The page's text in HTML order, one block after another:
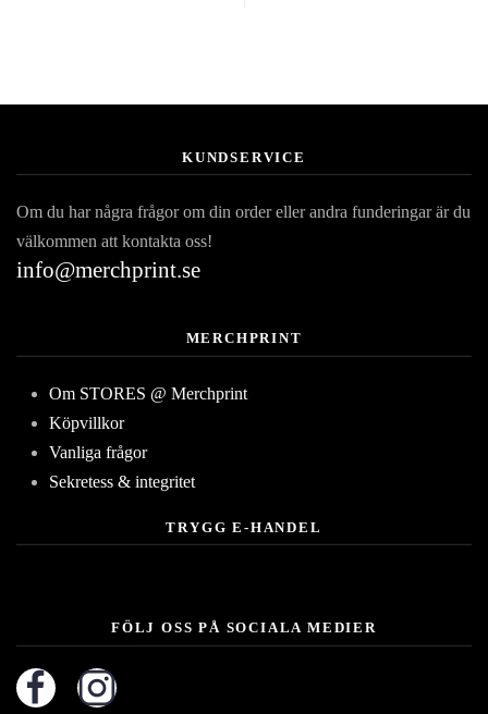
KUNDSERVICE
Om du har några frågor om din order eller andra funderingar är du
välkommen att kontakta oss!
info@merchprint.se
MERCHPRINT
Om STORES @ Merchprint
Köpvillkor
Vanliga frågor
Sekretess & integritet
TRYGG E-HANDEL
FÖLJ OSS PÅ SOCIALA MEDIER